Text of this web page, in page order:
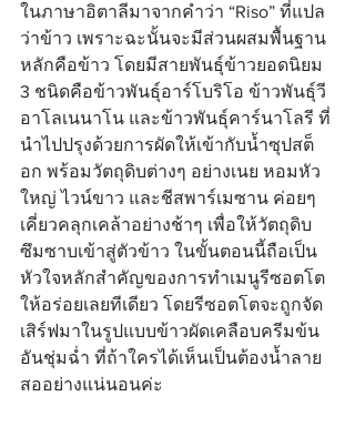
ในภาษาอิตาลีมาจากคำว่า “Riso” ที่แปล
ว่าข้าว เพราะฉะนั้นจะมีส่วนผสมพื้นฐาน
หลักคือข้าว โดยมีสายพันธุ์ข้าวยอดนิยม
3 ชนิดคือข้าวพันธุ์อาร์โบริโอ ข้าวพันธุ์วี
อาโลเนนาโน และข้าวพันธุ์คาร์นาโลรี ที่
นำไปปรุงด้วยการผัดให้เข้ากับน้ำซุปสต็
อก พร้อมวัตถุดิบต่างๆ อย่างเนย หอมหัว
ใหญ่ ไวน์ขาว และชีสพาร์เมซาน ค่อยๆ
เคี่ยวคลุกเคล้าอย่างช้าๆ เพื่อให้วัตถุดิบ
ซึมซาบเข้าสู่ตัวข้าว ในขั้นตอนนี้ถือเป็น
หัวใจหลักสำคัญของการทำเมนูรีซอตโต
ให้อร่อยเลยทีเดียว โดยรีซอตโตจะถูกจัด
เสิร์ฟมาในรูปแบบข้าวผัดเคลือบครีมข้น
อันชุ่มฉ่ำ ที่ถ้าใครได้เห็นเป็นต้องน้ำลาย
สออย่างแน่นอนค่ะ